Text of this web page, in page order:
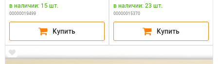
в наличии: 15 шт.
00000019499
в наличии: 23 шт.
00000015370